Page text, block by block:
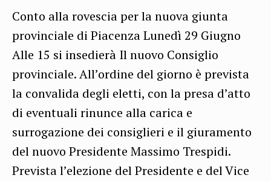
Conto alla rovescia per la nuova giunta
provinciale di Piacenza Lunedì 29 Giugno
Alle 15 si insedierà Il nuovo Consiglio
provinciale. All’ordine del giorno è prevista
la convalida degli eletti, con la presa d’atto
di eventuali rinunce alla carica e
surrogazione dei consiglieri e il giuramento
del nuovo Presidente Massimo Trespidi.
Prevista l’elezione del Presidente e del Vice